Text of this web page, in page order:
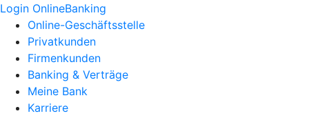
Login OnlineBanking
Online-Geschäftsstelle
Privatkunden
Firmenkunden
Banking & Verträge
Meine Bank
Karriere